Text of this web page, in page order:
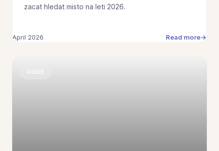
zacat hledat misto na leti 2026.
April 2026 Read more
GUIDE